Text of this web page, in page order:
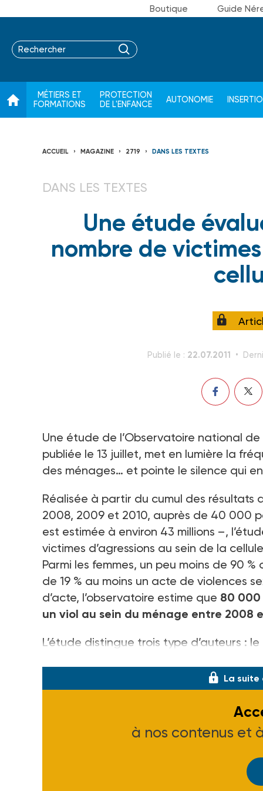
Boutique Guide
MÉTIERS ET
FORMATIONS
PROTECTION
DE L'ENFANCE
AUTONOMIE
ACCUEIL MAGAZINE 2719 DANS LES TEXTES
DANS LES TEXTES
Une étude
nombre de
Publié le : 22.07.2011
Une étude de l’Observatoire national
publiée le 13 juillet, met en lumière la
des ménages… et pointe le silence qui
Réalisée à partir du cumul des résultats
2008, 2009 et 2010, auprès de 40 000
est estimée à environ 43 millions –,
victimes d’agressions au sein de la
Parmi les femmes, un peu moins de 90
de 19 % au moins un acte de violences
d’acte, l’observatoire estime que 80 000
un viol au sein du ménage entre 2008
L’étude distingue trois type d’auteurs :
La suite
à nos contenus et